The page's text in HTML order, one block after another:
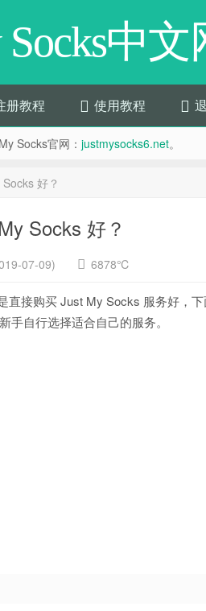
中文
册教程 使用教程
Socks官网： justmysocks6.net。
好？
Socks 好？
07-09) 6878℃
接购买 Just My Socks 服务好，
自行选择适合自己的服务。